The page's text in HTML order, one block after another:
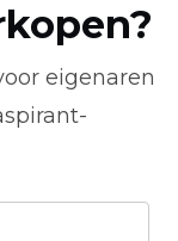
eigenaren